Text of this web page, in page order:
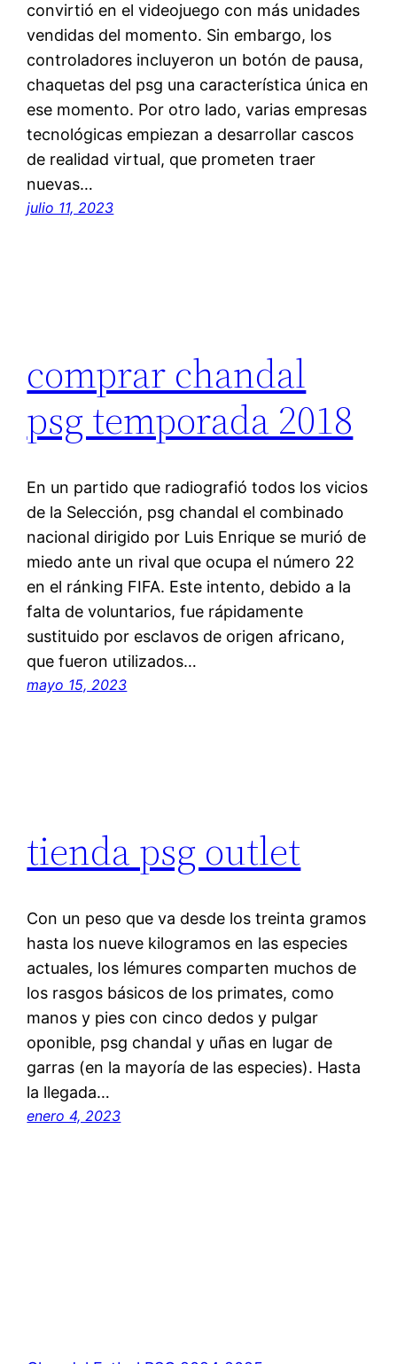
convirtió en el videojuego con más unidades
vendidas del momento. Sin embargo, los
controladores incluyeron un botón de pausa,
chaquetas del psg una característica única en
ese momento. Por otro lado, varias empresas
tecnológicas empiezan a desarrollar cascos
de realidad virtual, que prometen traer
nuevas…
julio 11, 2023
comprar chandal
psg temporada 2018
En un partido que radiografió todos los vicios
de la Selección, psg chandal el combinado
nacional dirigido por Luis Enrique se murió de
miedo ante un rival que ocupa el número 22
en el ránking FIFA. Este intento, debido a la
falta de voluntarios, fue rápidamente
sustituido por esclavos de origen africano,
que fueron utilizados…
mayo 15, 2023
tienda psg outlet
Con un peso que va desde los treinta gramos
hasta los nueve kilogramos en las especies
actuales, los lémures comparten muchos de
los rasgos básicos de los primates, como
manos y pies con cinco dedos y pulgar
oponible, psg chandal y uñas en lugar de
garras (en la mayoría de las especies). Hasta
la llegada…
enero 4, 2023